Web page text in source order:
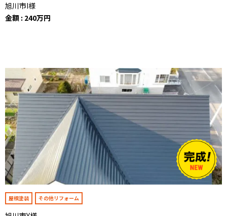
旭川市I様
金額 : 240万円
屋根塗装 その他リフォーム